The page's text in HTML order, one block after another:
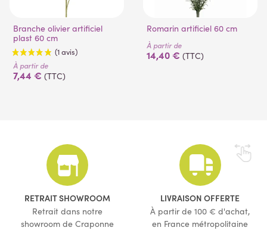
Branche olivier artificiel
plast 60 cm
(1 avis)
À partir de
7,44 € (TTC)
Romarin artificiel 60 cm
À partir de
14,40 € (TTC)
RETRAIT SHOWROOM
Retrait dans notre
showroom de Craponne
LIVRAISON OFFERTE
À partir de 100 € d'achat,
en France métropolitaine